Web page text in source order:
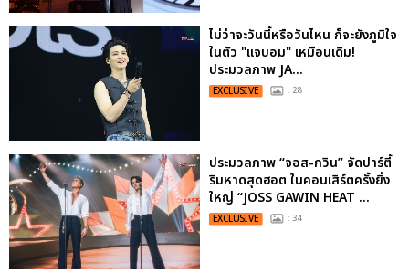
ไม่ว่าจะวันนี้หรือวันไหน ก็จะยังภูมิใจ
ในตัว "แจบอม" เหมือนเดิม!
ประมวลภาพ JA...
EXCLUSIVE : 28
ประมวลภาพ “จอส-กวิน” จัดปาร์ตี้
ริมหาดสุดฮอต ในคอนเสิร์ตครั้งยิ่ง
ใหญ่ “JOSS GAWIN HEAT ...
EXCLUSIVE : 34